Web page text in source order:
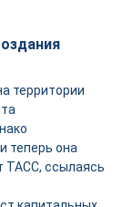
территории
теперь она
ТАСС, ссылаясь